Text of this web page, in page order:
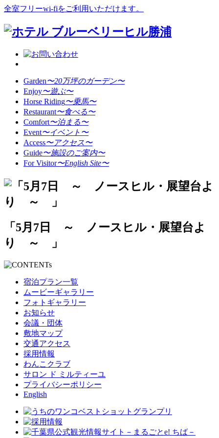
全室フリーwi-fiをご利用いただけます。
Garden〜20万坪のガーデン〜
Enjoy〜遊ぶ〜
Horse Riding〜乗馬〜
Restaurant〜食べる〜
Comfort〜泊まる〜
Event〜イベント〜
Access〜アクセス〜
Guide〜施設のご案内〜
For Visitor〜English Site〜
「5月7日 ～ ノースヒル・展望台よ
り ～ 」
宿泊プラン一覧
ムービーギャラリー
フォトギャラリー
お知らせ
会議・団体
敷地マップ
交通アクセス
採用情報
わんこクラブ
サロン ド ミルティーユ
プライバシーポリシー
English